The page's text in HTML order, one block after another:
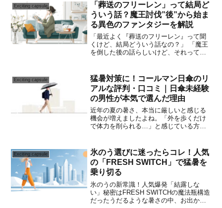
だけど、「マンションだから下の階への
騒音が気になる…」「そもそ...
Exciting capsule
「葬送のフリーレン」って結局ど
ういう話？魔王討伐”後”から始ま
る異色のファンタジーを解説
「最近よく『葬送のフリーレン』って聞
くけど、結局どういう話なの？」 「魔王
を倒した後の話らしいけど、それって面
『葬送のフリーレン』。タイトルは知っ
ていても、どんな物語な...
Exciting capsule
猛暑対策に！コールマン日傘のリ
アルな評判・口コミ｜日傘未経験
の男性が本気で選んだ理由
近年の夏の暑さ、本当に厳しいと感じる
機会が増えましたよね。「外を歩くだけ
で体力を削られる…」と感じている方も
ったことがありませんでした。「日傘は
女性が使うもの」という先...
Exciting capsule
氷のう選びに迷ったらコレ！人気
の「FRESH SWITCH」で猛暑を
乗り切る
氷のうの新常識！人気爆発「結露しな
い」秘密はFRESH SWITCHの魔法瓶構造
だったうだるような暑さの中、お出かけ